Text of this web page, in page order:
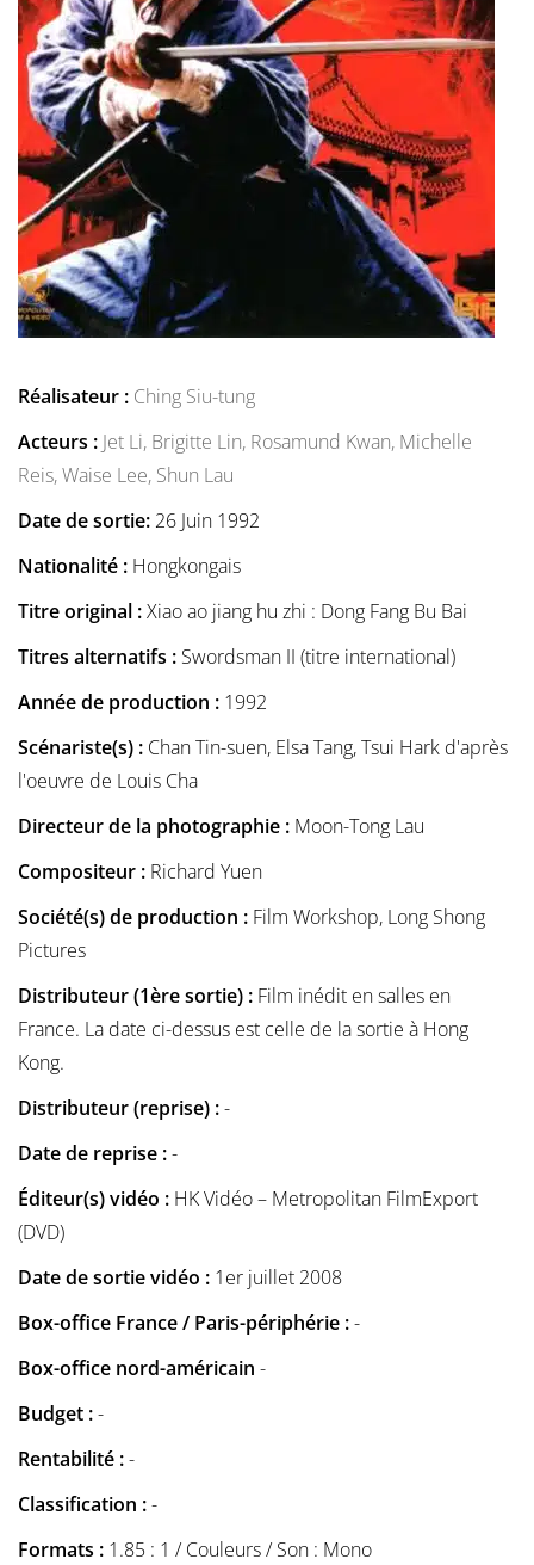
Réalisateur : Ching Siu-tung
Acteurs : Jet Li, Brigitte Lin, Rosamund Kwan, Michelle
Reis,Waise Lee, Shun Lau
Date de sortie: 26 Juin 1992
Nationalité : Hongkongais
Titre original :Xiao ao jiang hu zhi : Dong Fang Bu Bai
Titres alternatifs : Swordsman II (titre international)
Année de production : 1992
Scénariste(s) : Chan Tin-suen, Elsa Tang, Tsui Hark d'après
l'oeuvre de Louis Cha
Directeur de la photographie : Moon-Tong Lau
Compositeur : Richard Yuen
Société(s) de production : Film Workshop, Long Shong
Pictures
Distributeur (1ère sortie) : Film inédit en salles en
France. La date ci-dessus est celle de la sortie à Hong
Kong.
Distributeur (reprise) :-
Date de reprise :-
Éditeur(s) vidéo : HK Vidéo – Metropolitan FilmExport
(DVD)
Date de sortie vidéo : 1er juillet 2008
Box-office France / Paris-périphérie :-
Box-office nord-américain -
Budget :-
Rentabilité :-
Classification :-
Formats : 1.85 : 1 / Couleurs / Son : Mono